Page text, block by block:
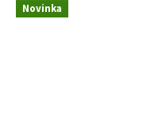
Novinka